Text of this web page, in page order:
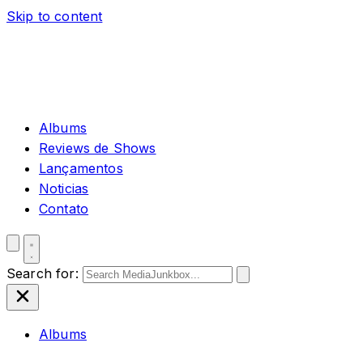
Skip to content
Albums
Reviews de Shows
Lançamentos
Noticias
Contato
Search for:
Albums